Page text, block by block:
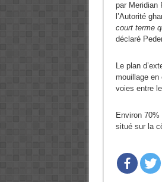
par Meridian
l’Autorité
court terme
déclaré
Le plan
mouillage en
voies entre
Environ
situé sur la